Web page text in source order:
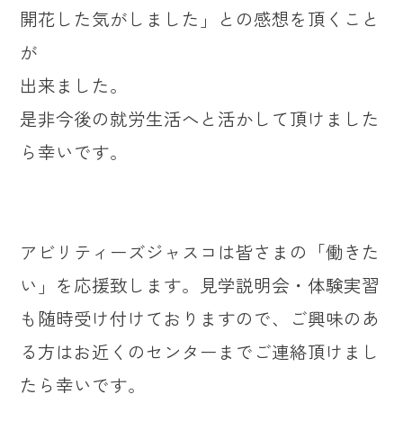
開花した気がしました」との感想を頂くこと
が
出来ました。
是非今後の就労生活へと活かして頂けました
ら幸いです。
アビリティーズジャスコは皆さまの「働きた
い」を応援致します。見学説明会・体験実習
も随時受け付けておりますので、ご興味のあ
る方はお近くのセンターまでご連絡頂けまし
たら幸いです。